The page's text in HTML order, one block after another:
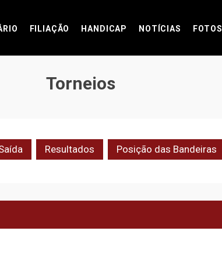
FILIAÇÃO HANDICAP NOTÍCIAS FOTOS
Torneios
Resultados Posição das Bandeiras